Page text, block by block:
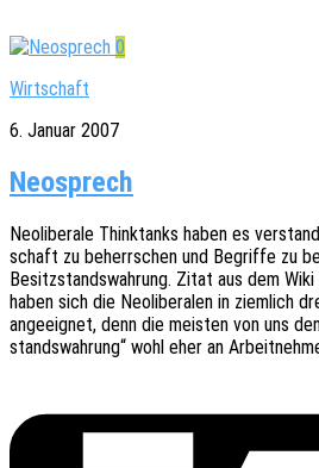
0
Wirtschaft
6. Januar 2007
Neosprech
Neoli­be­ra­le Thinktanks haben es
schaft zu beherr­schen und Begrif­fe zu
Besitz­stands­wah­rung. Zitat aus dem
haben sich die Neoli­be­ra­len in ziem­lich
ange­eig­net, denn die meis­ten von uns
stands­wah­rung“ wohl eher an